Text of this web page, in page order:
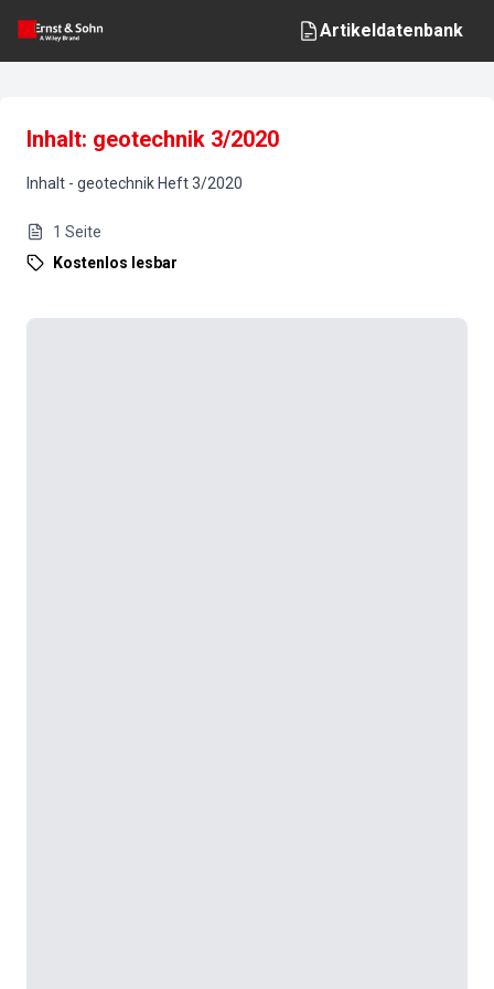
Artikeldatenbank
Inhalt: geotechnik 3/2020
Inhalt - geotechnik Heft3/2020
1 Seite
Kostenlos lesbar